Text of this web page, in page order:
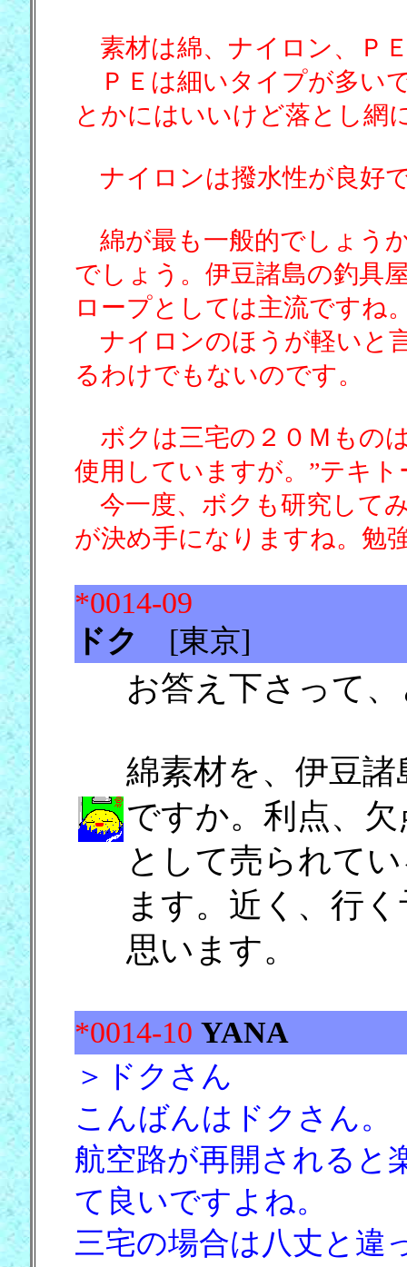
素材は綿、ナイロン、Ｐ
ＰＥは細いタイプが多い
とかにはいいけど落とし網
ナイロンは撥水性が良好
綿が最も一般的でしょう
でしょう。伊豆諸島の釣具
ロープとしては主流ですね
ナイロンのほうが軽いと
るわけでもないのです。
ボクは三宅の２０Ｍもの
使用していますが。”テキ
今一度、ボクも研究して
が決め手になりますね。勉
*0014-09
ドク
[東京] [19/
お答え下さって
綿素材を、伊豆
ですか。利点、
として売られて
ます。近く、行
思います。
*0014-10YANA
＞ドクさん
こんばんはドクさん。
航空路が再開されると
て良いですよね。
三宅の場合は八丈と違